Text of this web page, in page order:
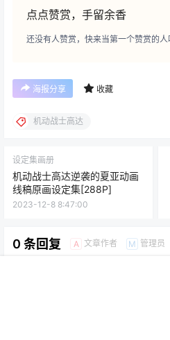
点点赞赏，手留余香
还没有人赞赏，快来当第一个赞赏的人
海报分享 收藏
机动战士高达
设定集画册
机动战士高达逆袭的夏亚动画
线稿原画设定集[288P]
2023-12-8 8:47:00
0 条回复 A 文章作者 M 管理员